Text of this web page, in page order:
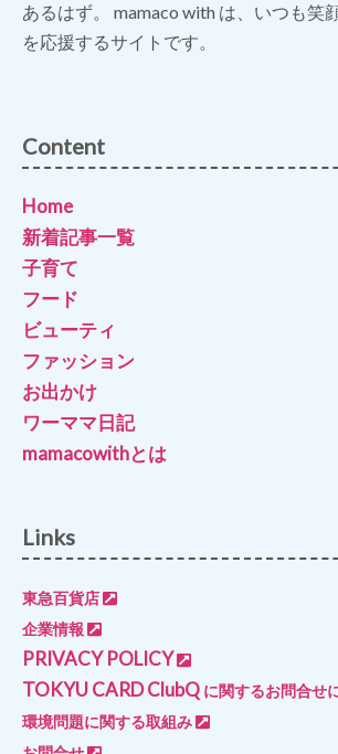
あるはず。 mamaco with は、いつも笑
を応援するサイトです。
Content
Home
新着記事一覧
子育て
フード
ビューティ
ファッション
お出かけ
ワーママ日記
mamacowithとは
Links
東急百貨店
企業情報
PRIVACY POLICY
TOKYU CARD ClubQ に関するお問合せ
環境問題に関する取組み